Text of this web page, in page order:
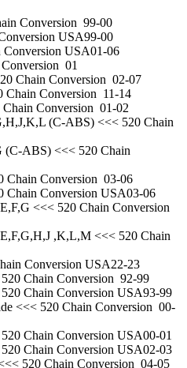
Conversion 99-00
USA99-00
USA01-06
01
Chain Conversion 02-07
Conversion 11-14
Conversion 01-02
(C-ABS) <<< 520 Chain
ABS) <<< 520 Chain
Conversion 03-06
Conversion USA03-06
<<< 520 Chain Conversion
,K,L,M <<< 520 Chain
Conversion USA22-23
Chain Conversion 92-99
Chain Conversion USA93-99
<<< 520 Chain Conversion 00-
Chain Conversion USA00-01
Chain Conversion USA02-03
520 Chain Conversion 04-05